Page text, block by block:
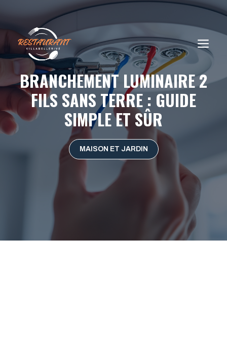
contenu
BRANCHEMENT LUMINAIRE 2
FILS SANS TERRE : GUIDE
SIMPLE ET SÛR
MAISON ET JARDIN